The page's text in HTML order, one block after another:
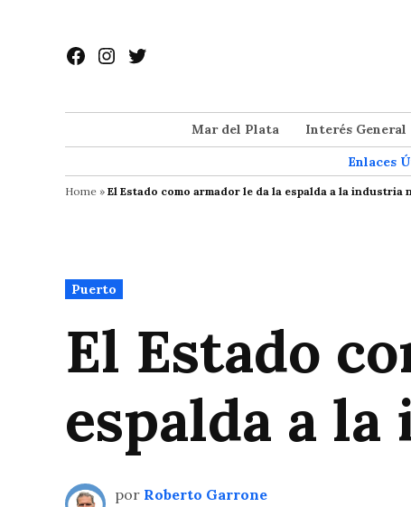
contenido
Facebook
Instagram
Twitter
Mar del Plata Interés General
Enlaces
Home » El Estado como armador le da la espalda a la industria
Publicado
en
Puerto
El Estado
espalda a
por Roberto Garrone